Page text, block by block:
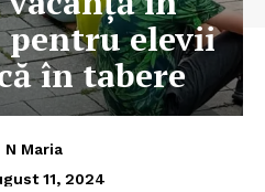
pentru elevii
în tabere
N Maria
11, 2024